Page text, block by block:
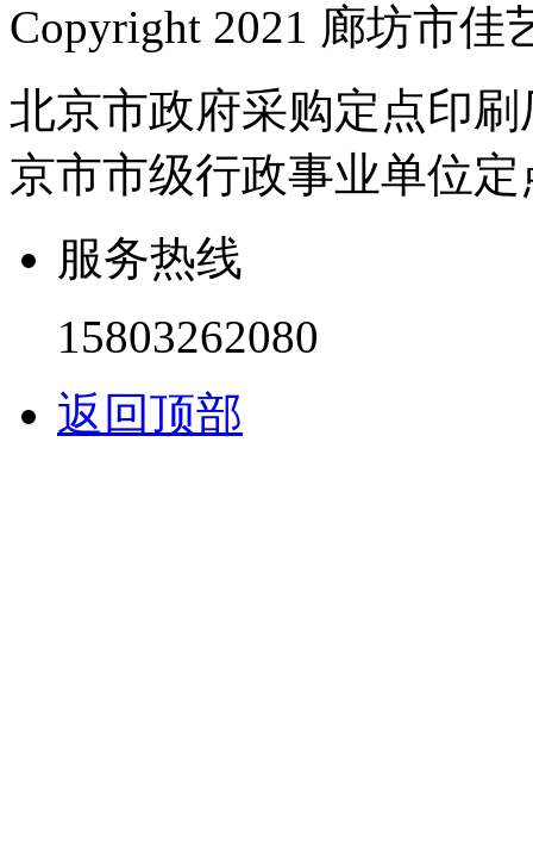
Copyright 2021 廊坊市
北京市政府采购定点印
京市市级行政事业单位
服务热线
15803262080
返回顶部